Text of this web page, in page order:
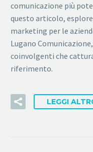
comunicazione più
questo articolo,
marketing per le
Lugano
coinvolgenti che
riferimento.
LEGGI